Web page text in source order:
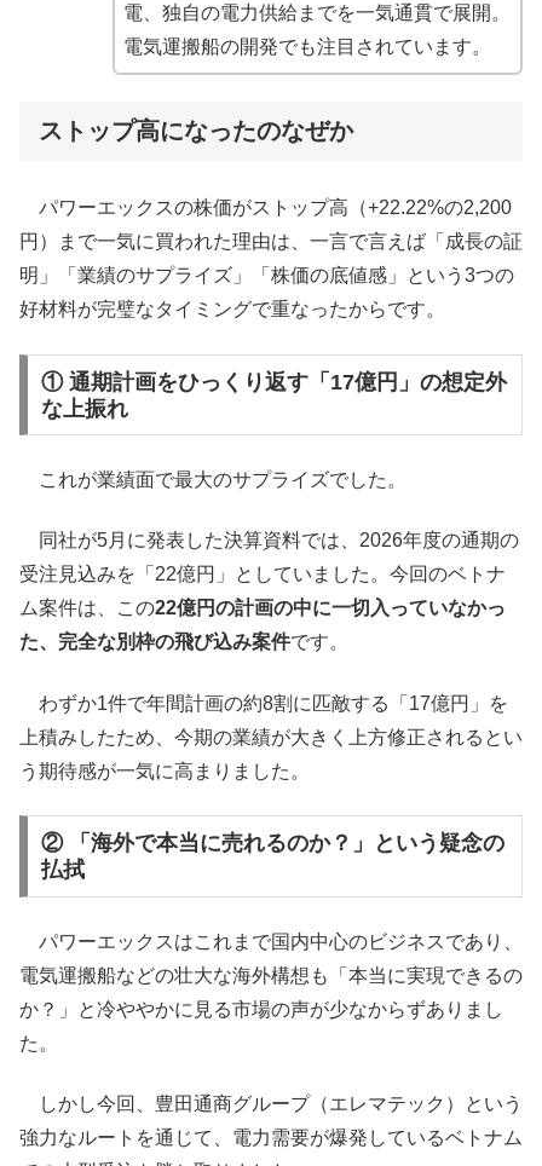
電、独自の電力供給までを一気通貫で展開。
電気運搬船の開発でも注目されています。
ストップ高になったのなぜか
パワーエックスの株価がストップ高（+22.22%の2,200
円）まで一気に買われた理由は、一言で言えば「成長の証
明」「業績のサプライズ」「株価の底値感」という3つの
好材料が完璧なタイミングで重なったからです。
① 通期計画をひっくり返す「17億円」の想定外
な上振れ
これが業績面で最大のサプライズでした。
同社が5月に発表した決算資料では、2026年度の通期の
受注見込みを「22億円」としていました。今回のベトナ
ム案件は、この22億円の計画の中に一切入っていなかっ
た、完全な別枠の飛び込み案件です。
わずか1件で年間計画の約8割に匹敵する「17億円」を
上積みしたため、今期の業績が大きく上方修正されるとい
う期待感が一気に高まりました。
② 「海外で本当に売れるのか？」という疑念の
払拭
パワーエックスはこれまで国内中心のビジネスであり、
電気運搬船などの壮大な海外構想も「本当に実現できるの
か？」と冷ややかに見る市場の声が少なからずありまし
た。
しかし今回、豊田通商グループ（エレマテック）という
強力なルートを通じて、電力需要が爆発しているベトナム